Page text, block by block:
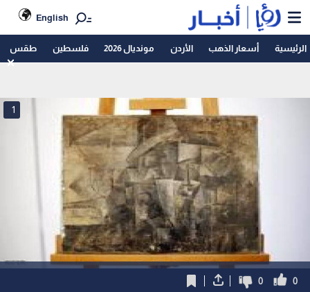
English
الرئيسية أسعار الذهب الأردن مونديال 2026 فلسطين طقس
1
0
0